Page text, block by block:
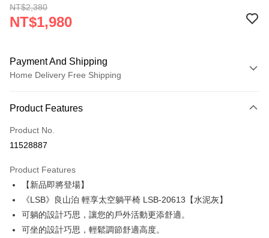
NT$2,380
NT$1,980
Payment And Shipping
Home Delivery Free Shipping
Credit Card (Full Payment)
LINE Pay
JKOPAY
Easy Wallet
Google Pay
Product Features
Product No.
11528887
Product Features
【新品即將登場】
《LSB》良山泊 輕享太空躺平椅 LSB-20613【水泥灰】
可躺的設計巧思，讓您的戶外活動更添舒適。
可坐的設計巧思，輕鬆調節舒適高度。